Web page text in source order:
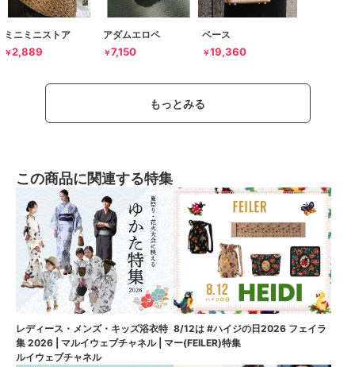
ミニミニストア
￥2,889
アダムエロペ
￥7,150
ベース
￥19,360
もっとみる
この商品に関連する特集
レディース・メンズ・キッズ浴衣特
集 2026 | マルイウェブチャネル | マ
ルイウェブチャネル
8/12は #ハイジの日2026 フェイラ
ー(FEILER)特集